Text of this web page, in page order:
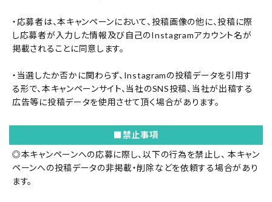
・応募者は、本キャンペーンにおいて、投稿画像の他に、投稿に際
し応募者が入力した情報及び自己のInstagramアカウント名が
掲載されることに同意します。
・当選したか否かに関わらず、Instagramの投稿データを引用す
る形で、本キャンペーンサイト、当社のSNS投稿、当社が出稿する
広告等に投稿データを使用させて頂く場合があります。
■禁止事項
◎本キャンペーンへの応募に際し、以下の行為を禁止し、 本キャン
ペーンへの投稿データの非掲載・削除などを依頼する場合があり
ます。